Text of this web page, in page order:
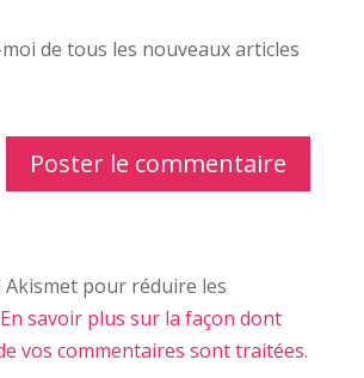
de tous les nouveaux articles
Akismet pour réduire les
En savoir plus sur la façon dont
vos commentaires sont traitées.